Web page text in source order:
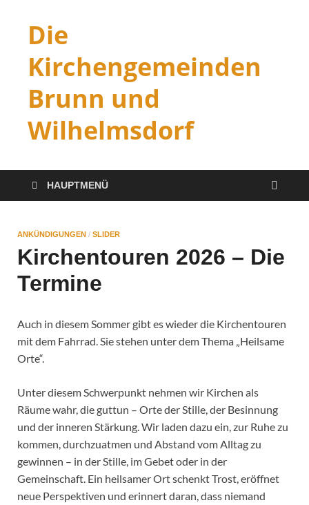
Die
Kirchengemeinden
Brunn und
Wilhelmsdorf
HAUPTMENÜ
ANKÜNDIGUNGEN / SLIDER
Kirchentouren 2026 – Die
Termine
Auch in diesem Sommer gibt es wieder die Kirchentouren
mit dem Fahrrad. Sie stehen unter dem Thema „Heilsame
Orte“.
Unter diesem Schwerpunkt nehmen wir Kirchen als
Räume wahr, die guttun – Orte der Stille, der Besinnung
und der inneren Stärkung. Wir laden dazu ein, zur Ruhe zu
kommen, durchzuatmen und Abstand vom Alltag zu
gewinnen – in der Stille, im Gebet oder in der
Gemeinschaft. Ein heilsamer Ort schenkt Trost, eröffnet
neue Perspektiven und erinnert daran, dass niemand